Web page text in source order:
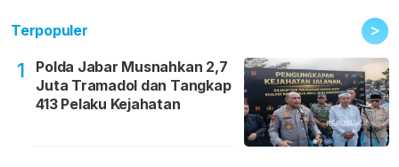
Terpopuler >
1
Polda Jabar Musnahkan 2,7
Juta Tramadol dan Tangkap
413 Pelaku Kejahatan